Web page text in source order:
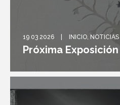
19 03 2026 INICIO NOTICIAS
Próxima Exposición